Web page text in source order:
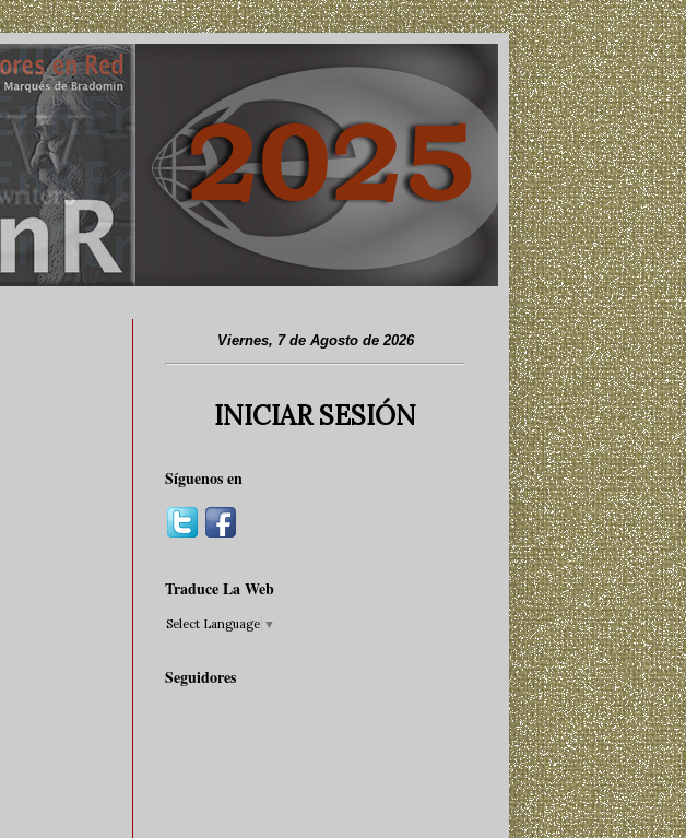
Viernes, 7 de Agosto de 2026
INICIAR SESIÓN
Síguenos en
Traduce La Web
Select Language ▼
Seguidores